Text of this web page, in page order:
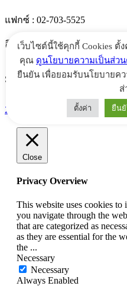
แฟกซ์ : 02-703-5525
อีเมล์ :info@marinethai.net
Social :
2016 Marinethai.net. All Rights
เว็บไซต์นี้ใช้คุกกี้ Cookies ตั้
คุณ ดูนโยบายความเป็นส่วน
ยืนยัน เพื่อยอมรับนโยบายค
ส่
ตั้งค่า ยืน
Close
Privacy Overview
This website uses cookies
you navigate through the
that are categorized as
as they are essential for the
the ...
Necessary
Necessary
Always Enabled